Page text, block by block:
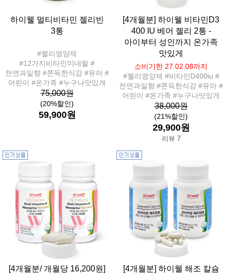
하이웰 멀티비타민 젤리빈
3통
#젤리영양제
#12가지비타민미네랄 #
천연과일향 #쫀득한식감 #유아 #
어린이 #온가족 #누구나맛있게
75,000원
(20%할인)
59,900원
[4개월분] 하이웰 비타민D3
400 IU 베어 젤리 2통 -
아이부터 성인까지 온가족
맛있게
소비기한 27.02.08까지
#젤리영양제 #비타민D400iu #
천연과일향 #쫀득한식감 #유아 #
어린이 #온가족 #누구나맛있게
38,000원
(21%할인)
29,900원
리뷰 7
[4개월분/ 개월당 16,200원]
[4개월분] 하이웰 해조 칼슘